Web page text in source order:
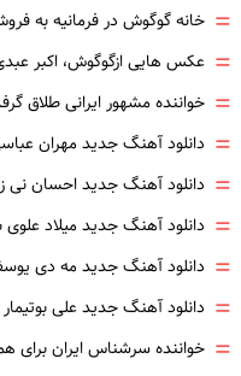
= خانه گوگوش در فرمانیه به
= عکس هایی ازگوگوش، اکبر
= خواننده مشهور ایرانی طلاق
= دانلود آهنگ جدید مهران
= دانلود آهنگ جدید احسان نی
= دانلود آهنگ جدید میلاد
= دانلود آهنگ جدید مه دی
= دانلود آهنگ جدید علی
= خواننده سرشناس ایران برای